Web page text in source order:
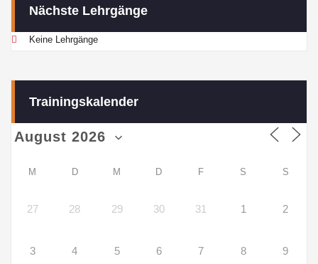
Nächste Lehrgänge
Keine Lehrgänge
Trainingskalender
M D M D F S S
27 28 29 30 31 1 2
3 4 5 6 7 8 9